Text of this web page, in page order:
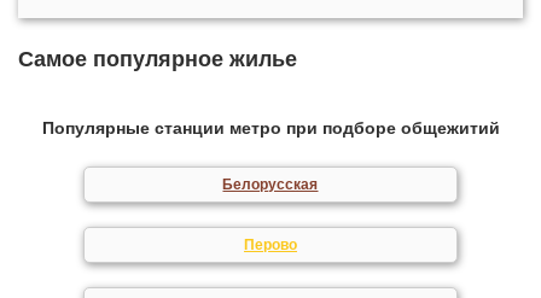
Самое популярное жилье
Популярные станции метро при подборе общежитий
Белорусская
Перово